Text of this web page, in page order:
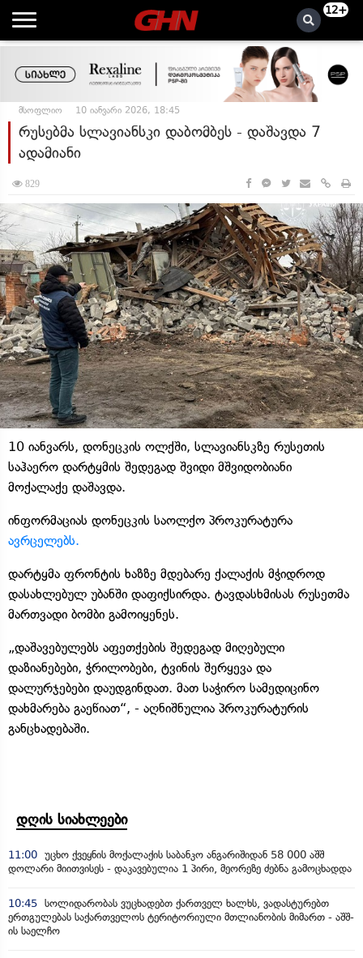
12+
მსოფლიო 10 იანვარი 2026, 18:45
რუსებმა სლავიანსკი დაბომბეს - დაშავდა 7
ადამიანი
829
10 იანვარს, დონეცკის ოლქში, სლავიანსკზე რუსეთის
საჰაერო დარტყმის შედეგად შვიდი მშვიდობიანი
მოქალაქე დაშავდა.
ინფორმაციას დონეცკის საოლქო პროკურატურა
ავრცელებს.
დარტყმა ფრონტის ხაზზე მდებარე ქალაქის მჭიდროდ
დასახლებულ უბანში დაფიქსირდა. ტავდასხმისას რუსეთმა
მართვადი ბომბი გამოიყენეს.
„დაშავებულებს აფეთქების შედეგად მიღებული
დაზიანებები, ჭრილობები, ტვინის შერყევა და
დალურჯებები დაუდგინდათ. მათ საჭირო სამედიცინო
დახმარება გაეწიათ“, - აღნიშნულია პროკურატურის
განცხადებაში.
დღის სიახლეები
11:00 უცხო ქვეყნის მოქალაქის საბანკო ანგარიშიდან 58 000 აშშ
დოლარი მიითვისეს - დაკავებულია 1 პირი, მეორეზე ძებნა გამოცხადდა
10:45 სოლიდარობას ვუცხადებთ ქართველ ხალხს, ვადასტურებთ
ერთგულებას საქართველოს ტერიტორიული მთლიანობის მიმართ - აშშ-
ის საელჩო